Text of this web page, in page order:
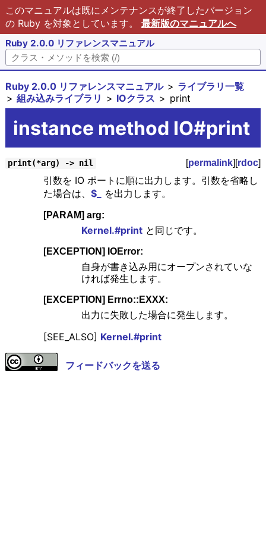
このマニュアルは既にメンテナンスが終了したバージョン
の Ruby を対象としています。 最新版のマニュアルへ
Ruby 2.0.0 リファレンスマニュアル
Ruby 2.0.0 リファレンスマニュアル
ライブラリ一覧
組み込みライブラリ
IOクラス print
instance method IO#print
print(*arg) -> nil [permalink][rdoc]
引数を IO ポートに順に出力します。引数を省略し
た場合は、 $_ を出力します。
[PARAM] arg:
Kernel.#printと同じです。
[EXCEPTION] IOError:
自身が書き込み用にオープンされていな
ければ発生します。
[EXCEPTION] Errno::EXXX:
出力に失敗した場合に発生します。
[SEE_ALSO] Kernel.#print
フィードバックを送る